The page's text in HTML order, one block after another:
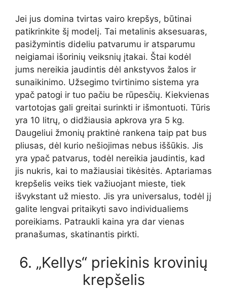
Jei jus domina tvirtas vairo krepšys, būtinai
patikrinkite šį modelį. Tai metalinis aksesuaras,
pasižymintis dideliu patvarumu ir atsparumu
neigiamai išorinių veiksnių įtakai. Štai kodėl
jums nereikia jaudintis dėl ankstyvos žalos ir
sunaikinimo. Užsegimo tvirtinimo sistema yra
ypač patogi ir tuo pačiu be rūpesčių. Kiekvienas
vartotojas gali greitai surinkti ir išmontuoti. Tūris
yra 10 litrų, o didžiausia apkrova yra 5 kg.
Daugeliui žmonių praktinė rankena taip pat bus
pliusas, dėl kurio nešiojimas nebus iššūkis. Jis
yra ypač patvarus, todėl nereikia jaudintis, kad
jis nukris, kai to mažiausiai tikėsitės. Aptariamas
krepšelis veiks tiek važiuojant mieste, tiek
išvykstant už miesto. Jis yra universalus, todėl jį
galite lengvai pritaikyti savo individualiems
poreikiams. Patraukli kaina yra dar vienas
pranašumas, skatinantis pirkti.
6. „Kellys“ priekinis krovinių
krepšelis